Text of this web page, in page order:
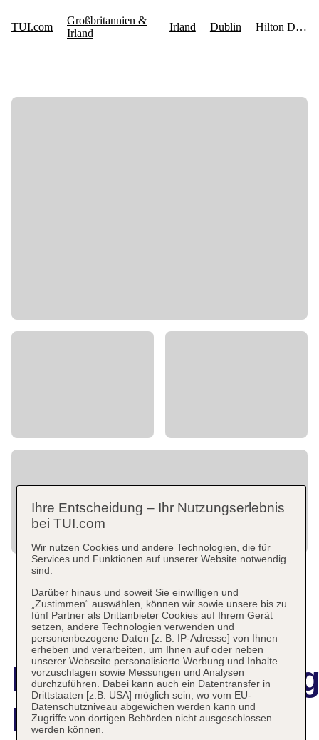
Hilton Dublin
Ihre Entscheidung – Ihr Nutzungserlebnis
bei TUI.com
Wir nutzen Cookies und andere Technologien, die für
Services und Funktionen auf unserer Website notwendig
sind.
Darüber hinaus und soweit Sie einwilligen und
„Zustimmen“ auswählen, können wir sowie unsere bis zu
fünf Partner als Drittanbieter Cookies auf Ihrem Gerät
setzen, andere Technologien verwenden und
personenbezogene Daten [z. B. IP-Adresse] von Ihnen
erheben und verarbeiten, um Ihnen auf oder neben
unserer Webseite personalisierte Werbung und Inhalte
vorzuschlagen sowie Messungen und Analysen
durchzuführen. Dabei kann auch ein Datentransfer in
Drittstaaten [z.B. USA] möglich sein, wo vom EU-
Datenschutzniveau abgewichen werden kann und
Zugriffe von dortigen Behörden nicht ausgeschlossen
werden können.